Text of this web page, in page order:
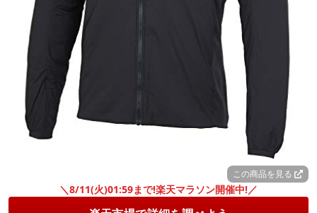
この商品を見る
＼8/11(火)01:59まで!楽天マラソン開催中!／